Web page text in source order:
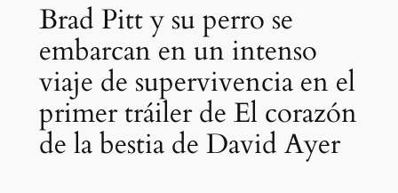
Brad Pitt y su perro se
embarcan en un intenso
viaje de supervivencia en el
primer tráiler de El corazón
de la bestia de David Ayer